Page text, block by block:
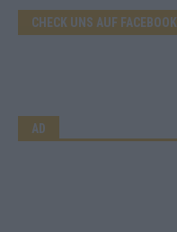
CHECK UNS AUF FACEBOOK
AD